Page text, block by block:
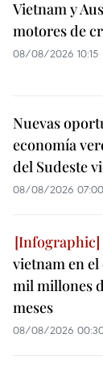
Vietnam y
motores de
08/08/2026 10:15
Nuevas
economía
del Sudeste
08/08/2026 07:00
vietnam en
mil millones
meses
08/08/2026